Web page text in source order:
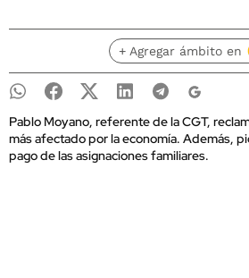
+ Agregar ámbito en
Pablo Moyano, referente de la CGT,
más afectado por la economía. Además,
pago de las asignaciones familiares.